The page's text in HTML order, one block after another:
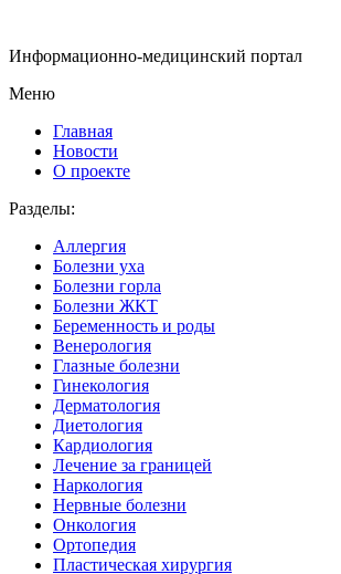
Информационно-медицинский портал
Меню
Главная
Новости
О проекте
Разделы:
Аллергия
Болезни уха
Болезни горла
Болезни ЖКТ
Беременность и роды
Венерология
Глазные болезни
Гинекология
Дерматология
Диетология
Кардиология
Лечение за границей
Наркология
Нервные болезни
Онкология
Ортопедия
Пластическая хирургия